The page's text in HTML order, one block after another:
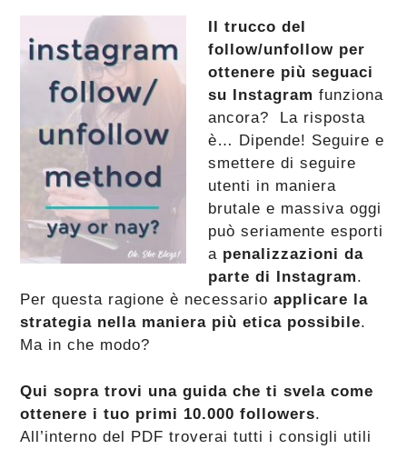
Il trucco del
follow/unfollow per
ottenere più seguaci
su Instagram funziona
ancora? La risposta
è… Dipende! Seguire e
smettere di seguire
utenti in maniera
brutale e massiva oggi
può seriamente esporti
a penalizzazioni da
parte di Instagram.
Per questa ragione è necessario applicare la
strategia nella maniera più etica possibile.
Ma in che modo?
Qui sopra trovi una guida che ti svela come
ottenere i tuo primi 10.000 followers.
All’interno del PDF troverai tutti i consigli utili